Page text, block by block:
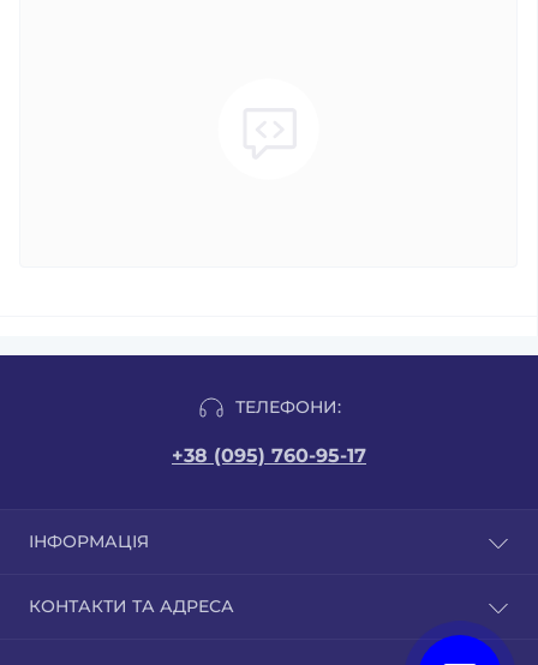
ТЕЛЕФОНИ:
+38 (095) 760-95-17
ІНФОРМАЦІЯ
Доставка і оплата
КОНТАКТИ ТА АДРЕСА
м. Бровари вул. Грушевського 9/1. Сайт бізнес-